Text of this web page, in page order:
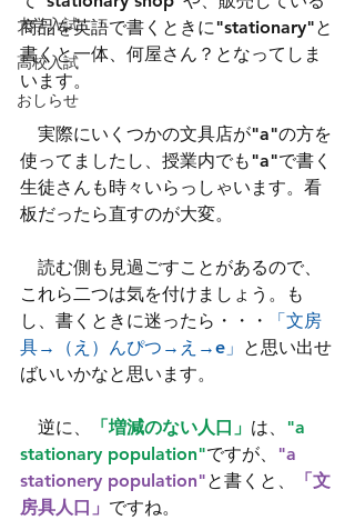
大学入試
高校入試
おしらせ
商品を英語で書くときに"stationary"と
書くと一体、何屋さん？となってしま
います。
実際にいくつかの文具店が"a"の方を
使ってましたし、授業内でも"a"で書く
生徒さんも時々いらっしゃいます。看
板だったら直すのが大変。
読む側も見過ごすことがあるので、
これら二つは気を付けましょう。も
し、書くときに迷ったら・・・
「文房
具→（え）んぴつ→え→e」 と思い出せ
ばいいかなと思います。
逆に、 「増減のない人口」 は、
"a
stationary population"ですが、
"a
stationery population"と書くと、
「文
房具人口」 ですね。